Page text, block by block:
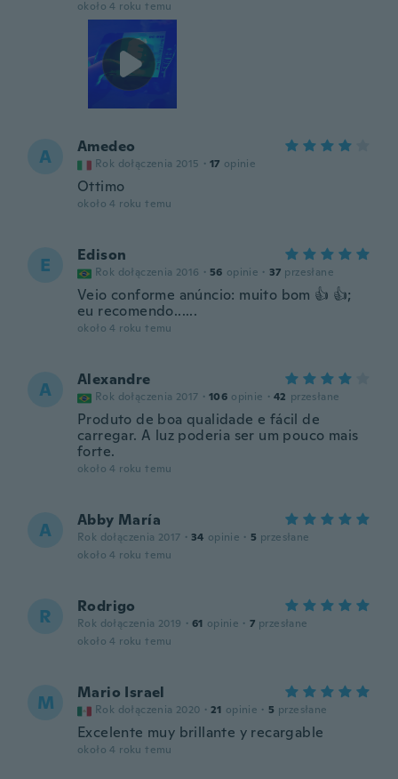
około 4 roku temu
A Amedeo
Rok dołączenia 2015 · 17 opinie
Ottimo
około 4 roku temu
E Edison
Rok dołączenia 2016 · 56 opinie · 37 przesłane
Veio conforme anúncio: muito bom 👍 👍;
eu recomendo......
około 4 roku temu
A Alexandre
Rok dołączenia 2017 · 106 opinie · 42 przesłane
Produto de boa qualidade e fácil de
carregar. A luz poderia ser um pouco mais
forte.
około 4 roku temu
A Abby María
Rok dołączenia 2017 · 34 opinie · 5 przesłane
około 4 roku temu
R Rodrigo
Rok dołączenia 2019 · 61 opinie · 7 przesłane
około 4 roku temu
M Mario Israel
Rok dołączenia 2020 · 21 opinie · 5 przesłane
Excelente muy brillante y recargable
około 4 roku temu